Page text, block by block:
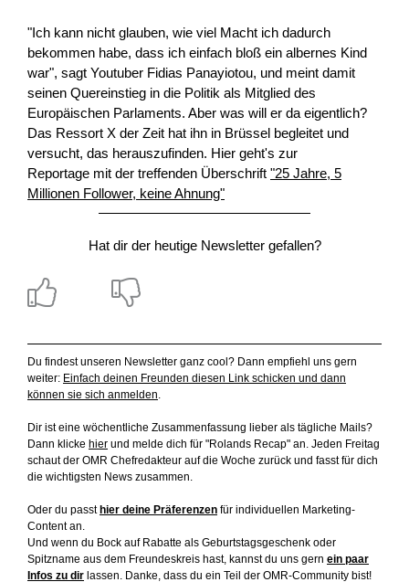
"Ich kann nicht glauben, wie viel Macht ich dadurch
bekommen habe, dass ich einfach bloß ein albernes Kind
war", sagt Youtuber Fidias Panayiotou, und meint damit
seinen Quereinstieg in die Politik als Mitglied des
Europäischen Parlaments. Aber was will er da eigentlich?
Das Ressort X der Zeit hat ihn in Brüssel begleitet und
versucht, das herauszufinden. Hier geht's zur
Reportage mit der treffenden Überschrift "25 Jahre, 5
Millionen Follower, keine Ahnung"
Hat dir der heutige Newsletter gefallen?
Du findest unseren Newsletter ganz cool? Dann empfiehl uns gern
weiter: Einfach deinen Freunden diesen Link schicken und dann
können sie sich anmelden.
Dir ist eine wöchentliche Zusammenfassung lieber als tägliche Mails?
Dann klicke hier und melde dich für "Rolands Recap" an. Jeden Freitag
schaut der OMR Chefredakteur auf die Woche zurück und fasst für dich
die wichtigsten News zusammen.
Oder du passt hier deine Präferenzen für individuellen Marketing-
Content an.
Und wenn du Bock auf Rabatte als Geburtstagsgeschenk oder
Spitzname aus dem Freundeskreis hast, kannst du uns gern ein paar
Infos zu dir lassen. Danke, dass du ein Teil der OMR-Community bist!